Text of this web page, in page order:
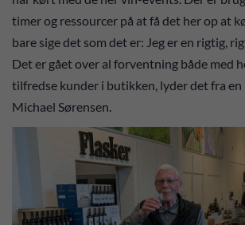
timer og ressourcer på at få det her op at
bare sige det som det er: Jeg er en rigtig,
Det er gået over al forventning både med
tilfredse kunder i butikken, lyder det fra
Michael Sørensen.